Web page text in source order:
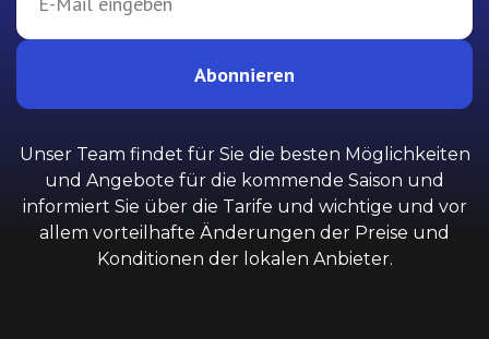
Abonnieren
Unser Team findet für Sie die besten Möglichkeiten
und Angebote für die kommende Saison und
informiert Sie über die Tarife und wichtige und vor
allem vorteilhafte Änderungen der Preise und
Konditionen der lokalen Anbieter.